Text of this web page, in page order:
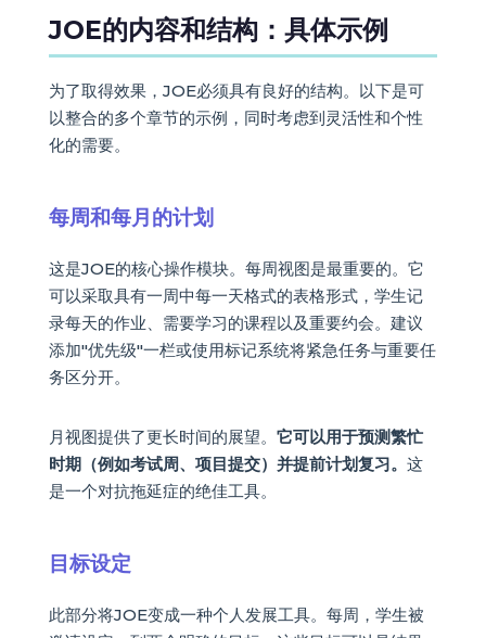
JOE的内容和结构：具体示例
为了取得效果，JOE必须具有良好的结构。以下是可
以整合的多个章节的示例，同时考虑到灵活性和个性
化的需要。
每周和每月的计划
这是JOE的核心操作模块。每周视图是最重要的。它
可以采取具有一周中每一天格式的表格形式，学生记
录每天的作业、需要学习的课程以及重要约会。建议
添加"优先级"一栏或使用标记系统将紧急任务与重要任
务区分开。
月视图提供了更长时间的展望。 它可以用于预测繁忙
时期（例如考试周、项目提交）并提前计划复习。 这
是一个对抗拖延症的绝佳工具。
目标设定
此部分将JOE变成一种个人发展工具。每周，学生被